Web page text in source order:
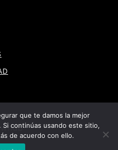
que te damos la mejor
continúas usando este sitio,
de acuerdo con ello.